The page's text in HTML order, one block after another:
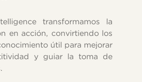
transformamos la
en acción, convirtiendo los
útil para mejorar
y guiar la toma de